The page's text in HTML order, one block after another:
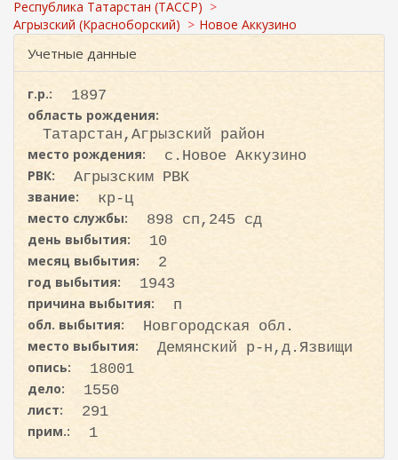
к
Республика Татарстан (ТАССР)
Агрызский (Красноборский)
Новое Аккузино
Учетные данные
г.р.:
1897
область рождения:
Татарстан,Агрызский район
место рождения:
с.Новое Аккузино
РВК:
Агрызским РВК
звание:
кр-ц
место службы:
898 сп,245 сд
день выбытия:
10
месяц выбытия:
2
год выбытия:
1943
причина выбытия:
п
обл. выбытия:
Новгородская обл.
место выбытия:
Демянский р-н,д.Язвищи
опись:
18001
дело:
1550
лист:
291
прим.:
1